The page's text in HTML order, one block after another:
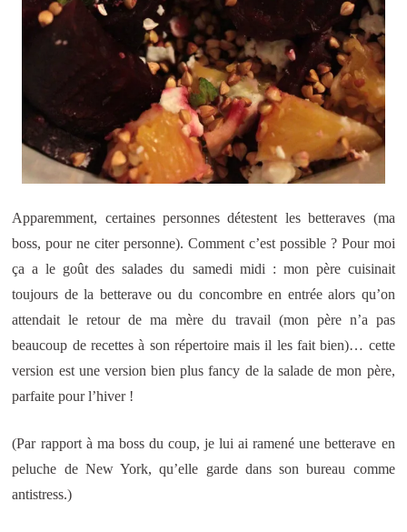
Apparemment, certaines personnes détestent les betteraves (ma
boss, pour ne citer personne). Comment c’est possible ? Pour moi
ça a le goût des salades du samedi midi : mon père cuisinait
toujours de la betterave ou du concombre en entrée alors qu’on
attendait le retour de ma mère du travail (mon père n’a pas
beaucoup de recettes à son répertoire mais il les fait bien)… cette
version est une version bien plus fancy de la salade de mon père,
parfaite pour l’hiver !
(Par rapport à ma boss du coup, je lui ai ramené une betterave en
peluche de New York, qu’elle garde dans son bureau comme
antistress.)